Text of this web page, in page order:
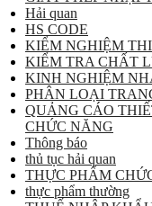
Hải quan
HS CODE
KIỂM NGHIỆM
KIỂM TRA CHẤT
KINH NGHIỆM
PHÂN LOẠI
QUẢNG CÁO
CHỨC NĂNG
Thông báo
thủ tục hải quan
THỰC PHẨM
thực phẩm thường